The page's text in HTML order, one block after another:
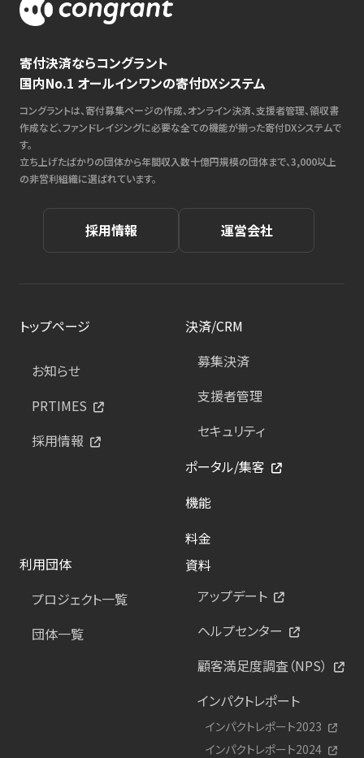
寄付決済ならコングラント
国内No.1 オールインワンの寄付DXシステム
コングラントは、寄付募集ページの作成、オンライン決済、支援者管理、領収書
作成など、ファンドレイジングに必要な全ての機能が揃った寄付DXシステムで
す。
立ち上げたばかりの団体から年間収入数十億円規模の団体まで、3,000以上
の非営利組織に選ばれています。
採用情報 運営会社
トップページ
お知らせ
PRTIMES
採用情報
決済/CRM
募集決済
支援者管理
セキュリティ
ポータル/集客
機能
料金
利用団体
プロジェクト一覧
団体一覧
資料
アップデート
ヘルプセンター
顧客満足度調査（NPS）
インパクトレポート
インパクトレポート2023
インパクトレポート2024